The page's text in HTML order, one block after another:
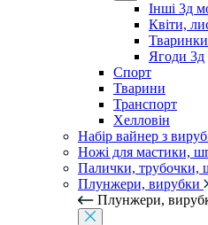
Інші 3д
Квіти,
Ягоди 3д
Спорт
Тварини
Транспорт
Хелловін
Набір вайнер з
Ножі для мастики,
Палички, трубочки,
Плунжери, вирубки
Плунжери,